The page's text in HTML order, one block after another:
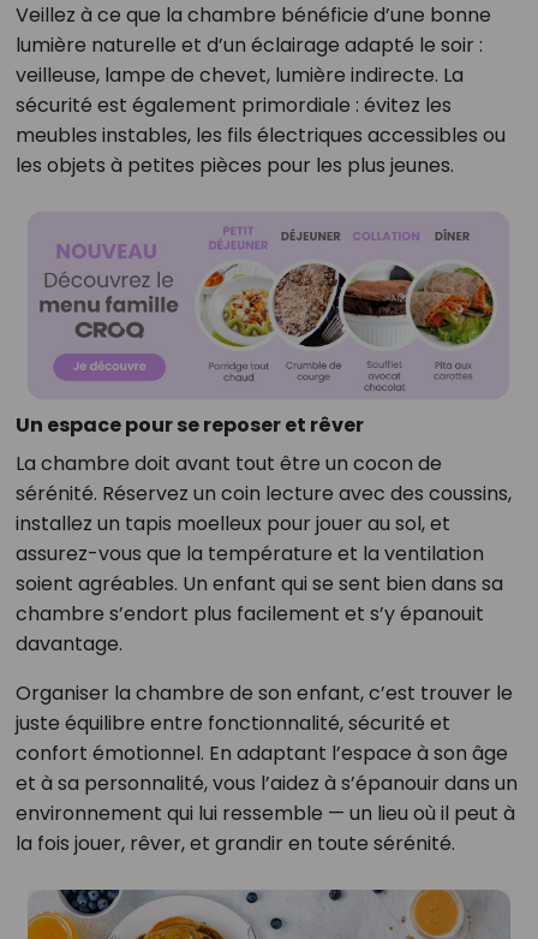
Veillez à ce que la chambre bénéficie d’une bonne
lumière naturelle et d’un éclairage adapté le soir :
veilleuse, lampe de chevet, lumière indirecte. La
sécurité est également primordiale : évitez les
meubles instables, les fils électriques accessibles ou
les objets à petites pièces pour les plus jeunes.
Un espace pour se reposer et rêver
La chambre doit avant tout être un cocon de
sérénité. Réservez un coin lecture avec des coussins,
installez un tapis moelleux pour jouer au sol, et
assurez-vous que la température et la ventilation
soient agréables. Un enfant qui se sent bien dans sa
chambre s’endort plus facilement et s’y épanouit
davantage.
Organiser la chambre de son enfant, c’est trouver le
juste équilibre entre fonctionnalité, sécurité et
confort émotionnel. En adaptant l’espace à son âge
et à sa personnalité, vous l’aidez à s’épanouir dans un
environnement qui lui ressemble — un lieu où il peut à
la fois jouer, rêver, et grandir en toute sérénité.